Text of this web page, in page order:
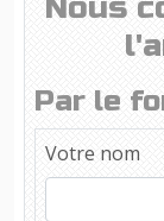
Par le
Votre nom